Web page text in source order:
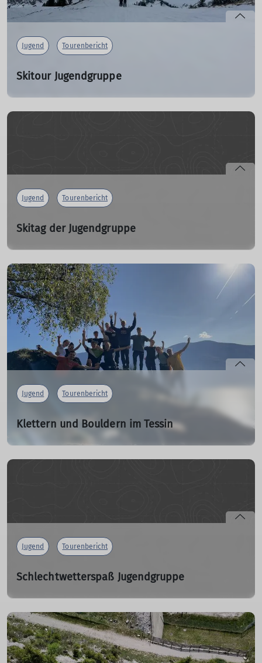
Jugend Tourenbericht
Skitour Jugendgruppe
23.02.2025
Ein paar Eindrücke von unserer Jugendgruppen-Skitour
Jugend Tourenbericht
Skitag der Jugendgruppe
15.12.2024
mehr erfahren
Jugend Tourenbericht
Klettern und Bouldern im Tessin
Jugendausfahrt in den Herbstferien
Jugend Tourenbericht
Schlechtwetterspaß Jugendgruppe
mehr erfahren